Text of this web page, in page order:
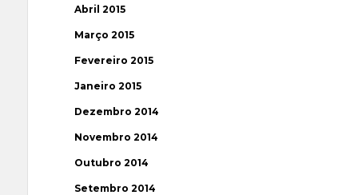
Abril 2015
Março 2015
Fevereiro 2015
Janeiro 2015
Dezembro 2014
Novembro 2014
Outubro 2014
Setembro 2014